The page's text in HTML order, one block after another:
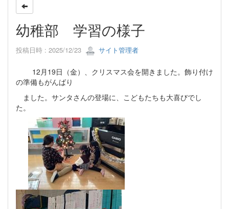
幼稚部 学習の様子
投稿日時 : 2025/12/23 サイト管理者
12月19日（金）、クリスマス会を開きました。飾り付け
の準備もがんばり
ました。サンタさんの登場に、こどもたちも大喜びでし
た。